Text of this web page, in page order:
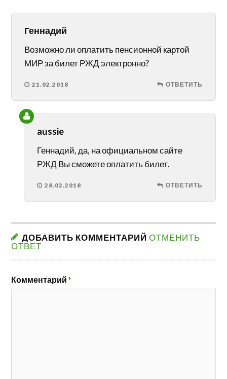
Геннадий
Возможно ли оплатить пенсионной картой
МИР за билет РЖД электронно?
21.02.2018 ОТВЕТИТЬ
aussie
Геннадий, да, на официальном сайте
РЖД Вы сможете оплатить билет.
28.02.2018 ОТВЕТИТЬ
ДОБАВИТЬ КОММЕНТАРИЙОТМЕНИТЬ
ОТВЕТ
Комментарий *